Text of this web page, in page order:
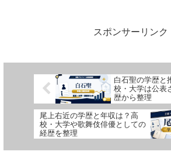
スポンサーリンク
白石聖の学歴と
校・大学は公表
歴から整理
尾上右近の学歴と年収は？高
校・大学や歌舞伎俳優としての
経歴を整理